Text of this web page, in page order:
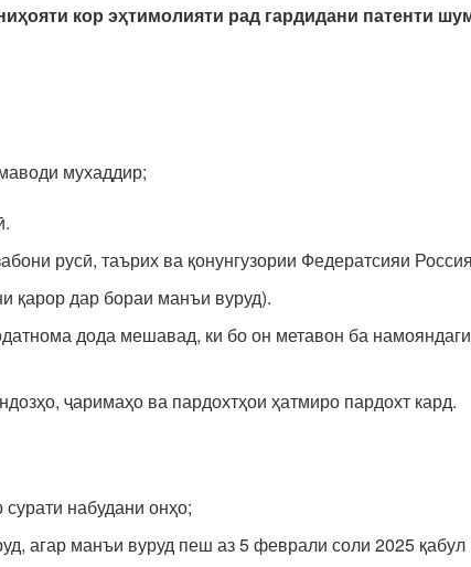
кор эҳтимолияти рад гардидани патенти
мухаддир;
русӣ, таърих ва қонунгузории Федератсияи
қарор дар бораи манъи вуруд).
дода мешавад, ки бо он метавон ба
ҷаримаҳо ва пардохтҳои ҳатмиро пардохт кард.
набудани онҳо;
агар манъи вуруд пеш аз 5 феврали соли 2025